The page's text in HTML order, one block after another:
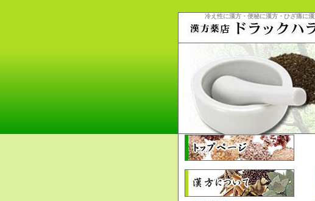
冷え性に漢方・便秘に漢方・ひざ痛に